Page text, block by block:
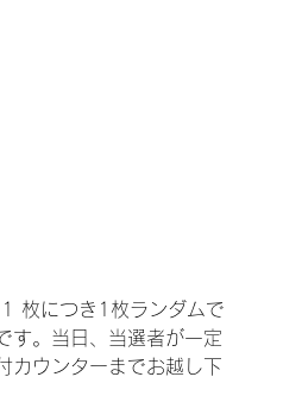
枚につき1枚ランダムで
す。当日、当選者が一定
カウンターまでお越し下